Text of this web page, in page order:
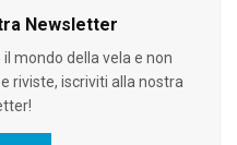
Newsletter
mondo della vela e non
riviste, iscriviti alla nostra